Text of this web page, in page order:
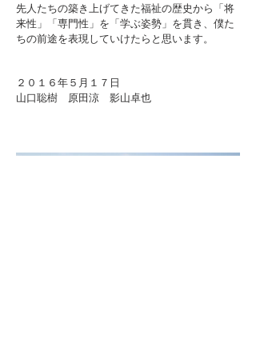
先人たちの築き上げてきた福祉の歴史から「将
来性」「専門性」を「学ぶ姿勢」を貫き、僕た
ちの前途を表現していけたらと思います。
２０１６年５月１７日
​山口聡樹 原田涼 影山卓也